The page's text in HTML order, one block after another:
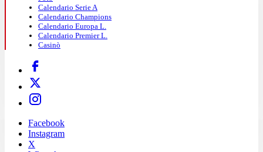
Calendario Serie A
Calendario Champions
Calendario Europa L.
Calendario Premier L.
Casinò
Facebook
Instagram
X